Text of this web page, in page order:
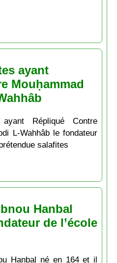
ayant
Mouḥammad
Répliqué Contre
L-Wahhâb le fondateur
salafites
Hanbal
de l’école
Hanbal né en 164 et il